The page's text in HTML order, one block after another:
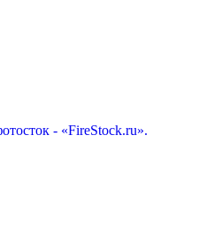
- «FireStock.ru».